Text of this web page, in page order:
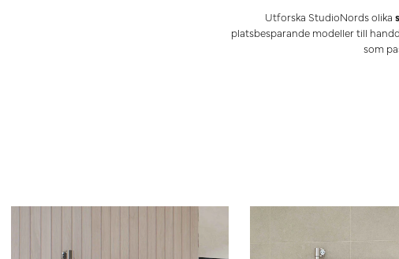
Utforska StudioNords olika
platsbesparande modeller till
som